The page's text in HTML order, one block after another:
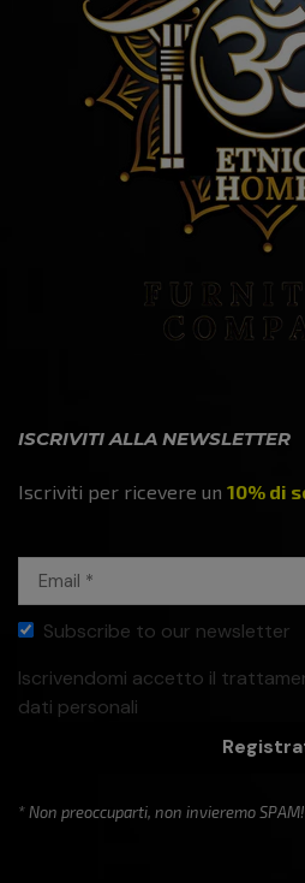
ISCRIVITI ALLA NEWSLETTER
Iscriviti per ricevere un 10% di
Subscribe to our newsletter
Iscrivendomi accetto il
dati personali
* Non preoccuparti, non invieremo SPAM!